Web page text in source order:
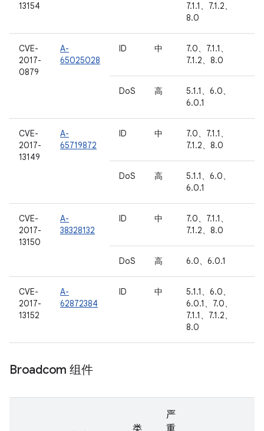
13154
7.1.1、7.1.2、
8.0
CVE-
2017-
0879
A-
65025028
ID 中
7.0、7.1.1、
7.1.2、8.0
DoS 高
5.1.1、6.0、
6.0.1
CVE-
2017-
13149
A-
65719872
ID 中
7.0、7.1.1、
7.1.2、8.0
DoS 高
5.1.1、6.0、
6.0.1
CVE-
2017-
13150
A-
38328132
ID 中
7.0、7.1.1、
7.1.2、8.0
DoS 高 6.0、6.0.1
CVE-
2017-
13152
A-
62872384
ID 中
5.1.1、6.0、
6.0.1、7.0、
7.1.1、7.1.2、
8.0
Broadcom 组件
类
严
重